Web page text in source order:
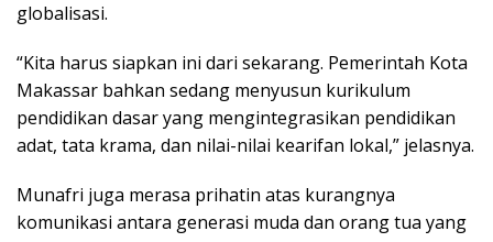
globalisasi.
“Kita harus siapkan ini dari sekarang. Pemerintah Kota
Makassar bahkan sedang menyusun kurikulum
pendidikan dasar yang mengintegrasikan pendidikan
adat, tata krama, dan nilai-nilai kearifan lokal,” jelasnya.
Munafri juga merasa prihatin atas kurangnya
komunikasi antara generasi muda dan orang tua yang